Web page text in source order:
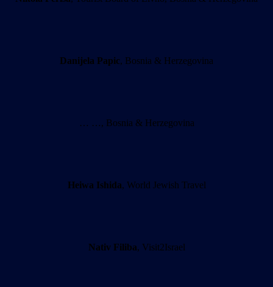
Danijela Papic, Bosnia & Herzegovina
… …, Bosnia & Herzegovina
Heiwa Ishida, World Jewish Travel
Nativ Filiba, Visit2Israel